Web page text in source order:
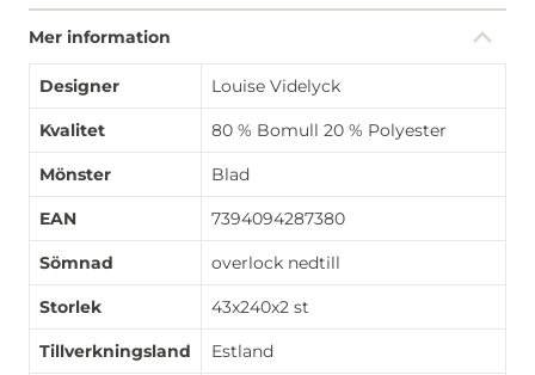
Mer information
Designer Louise Videlyck
Kvalitet 80 % Bomull 20 % Polyester
Mönster Blad
EAN 7394094287380
Sömnad overlock nedtill
Storlek 43x240x2 st
Tillverkningsland Estland